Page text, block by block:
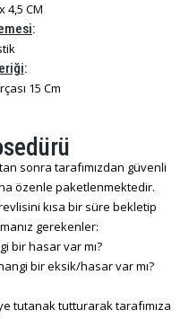
4,5 CM
:
:
15 Cm
sonra tarafımızdan güvenli
özenle paketlenmektedir.
kısa bir süre bekletip
gerekenler:
bir hasar var mı?
bir eksik/hasar var mı?
tutanak tutturarak tarafımıza